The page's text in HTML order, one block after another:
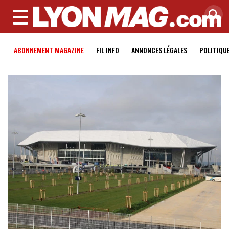
MENU
ABONNEMENT MAGAZINE FIL INFO ANNONCES LÉGALES